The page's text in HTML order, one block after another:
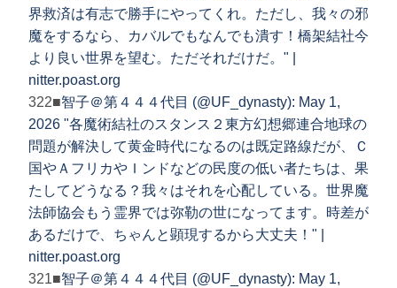
界救済は有志で勝手にやってくれ。ただし、我々の邪
魔をするなら、カバルでもなんでも潰す！橋架結社今
より良い世界を望む。ただそれだけだ。" |
nitter.poast.org
322■智子＠第４４４代目 (@UF_dynasty): May 1,
2026 "各魔術結社のスタンス２東方幻想郷連合地球の
問題が解決して黄金時代になるのは既定路線だが、Ｃ
国やＡフリカやＩンドなどの民度の低い者たちは、果
たしてどうなる？我々はそれを心配している。世界魔
法師協会もう霊界では弥勒の世になってます。時差が
あるだけで、ちゃんと顕現するから大丈夫！" |
nitter.poast.org
321■智子＠第４４４代目 (@UF_dynasty): May 1,